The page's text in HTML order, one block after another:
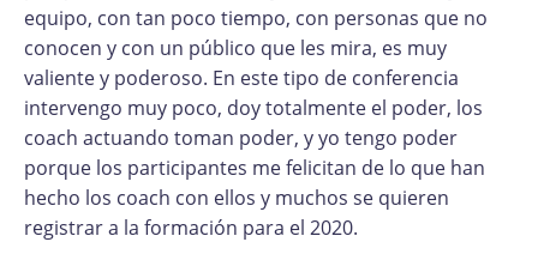
equipo, con tan poco tiempo, con personas que no
conocen y con un público que les mira, es muy
valiente y poderoso. En este tipo de conferencia
intervengo muy poco, doy totalmente el poder, los
coach actuando toman poder, y yo tengo poder
porque los participantes me felicitan de lo que han
hecho los coach con ellos y muchos se quieren
registrar a la formación para el 2020.